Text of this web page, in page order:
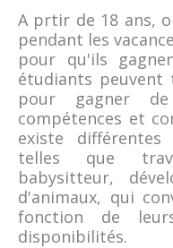
A prtir de 18 ans,
pendant les
pour qu'ils
étudiants
pour gagner
compétences et
existe
telles que
babysitteur,
d'animaux, qui
fonction de
disponibilités.